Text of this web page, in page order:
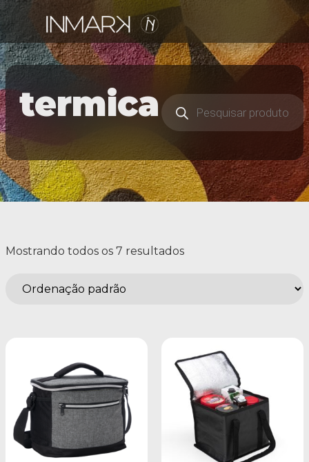
termica
Mostrando todos os 7 resultados